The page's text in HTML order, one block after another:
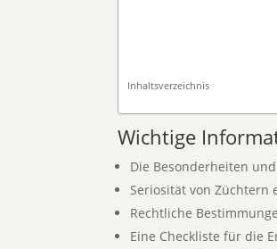
Inhaltsverzeichnis
Wichtige
Die Besonderheiten
Seriosität von Züchtern
Rechtliche
Eine Checkliste für die